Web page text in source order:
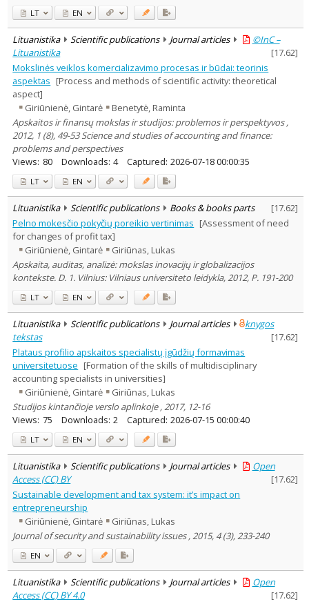
LT EN
Lituanistika Scientific publications Journal articles
©InC –
Lituanistika
[17.62]
Mokslinės veiklos komercializavimo procesas ir būdai: teorinis
aspektas [Process and methods of scientific activity: theoretical
aspect]
Giriūnienė, Gintarė
Benetytė, Raminta
Apskaitos ir finansų mokslas ir studijos: problemos ir perspektyvos ,
2012, 1 (8), 49-53 Science and studies of accounting and finance:
problems and perspectives
Views: 80 Downloads: 4 Captured: 2026-07-18 00:00:35
LT EN
Lituanistika Scientific publications Books & books parts [17.62]
Pelno mokesčio pokyčių poreikio vertinimas [Assessment of need
for changes of profit tax]
Giriūnienė, Gintarė
Giriūnas, Lukas
Apskaita, auditas, analizė: mokslas inovacijų ir globalizacijos
kontekste. D. 1. Vilnius: Vilniaus universiteto leidykla, 2012, P. 191-200
LT EN
Lituanistika Scientific publications Journal articles
knygos
tekstas
[17.62]
Plataus profilio apskaitos specialistų įgūdžių formavimas
universitetuose [Formation of the skills of multidisciplinary
accounting specialists in universities]
Giriūnienė, Gintarė
Giriūnas, Lukas
Studijos kintančioje verslo aplinkoje , 2017, 12-16
Views: 75 Downloads: 2 Captured: 2026-07-15 00:00:40
LT EN
Lituanistika Scientific publications Journal articles
Open
Access (CC) BY
[17.62]
Sustainable development and tax system: it’s impact on
entrepreneurship
Giriūnienė, Gintarė
Giriūnas, Lukas
Journal of security and sustainability issues , 2015, 4 (3), 233-240
EN
Lituanistika Scientific publications Journal articles
Open
Access (CC) BY 4.0
[17.62]